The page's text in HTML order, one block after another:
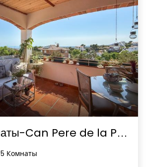
Next
Дом 5 Комнаты-Can Pere de la Plana - Pineda Park-Sant Pere de Ribes
5 Комнаты